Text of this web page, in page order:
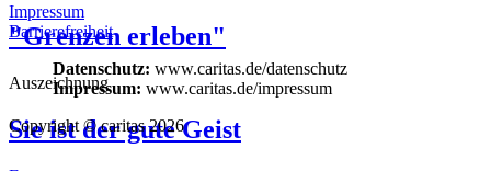
"Grenzen erleben"
Auszeichnung
Sie ist der gute Geist
Impressum
Barrierefreiheit
Datenschutz: www.caritas.de/datenschutz
Impressum: www.caritas.de/impressum
Copyright © caritas 2026